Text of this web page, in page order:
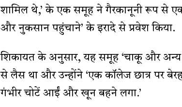
शामिल थे,’ के एक समूह ने गैरकानूनी रूप से
और नुकसान पहुंचाने’ के इरादे से प्रवेश किया.
शिकायत के अनुसार, यह समूह ‘चाकू और अन्य
से लैस था और उन्होंने ‘एक कॉलेज छात्र पर
गंभीर चोटें आईं और खून बहने लगा.’